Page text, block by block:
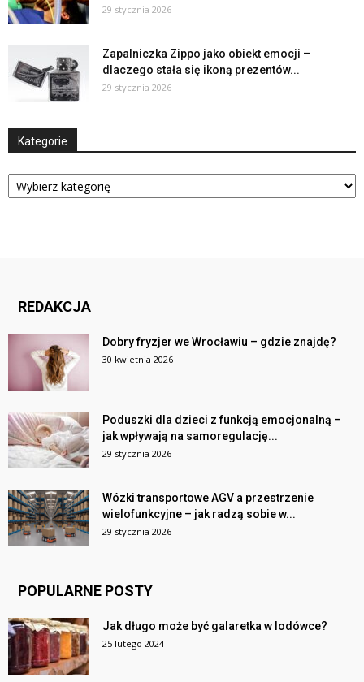
29 stycznia 2026
Zapalniczka Zippo jako obiekt emocji –
dlaczego stała się ikoną prezentów...
29 stycznia 2026
Kategorie
Kategorie
REDAKCJA
Dobry fryzjer we Wrocławiu – gdzie znajdę?
30 kwietnia 2026
Poduszki dla dzieci z funkcją emocjonalną –
jak wpływają na samoregulację...
29 stycznia 2026
Wózki transportowe AGV a przestrzenie
wielofunkcyjne – jak radzą sobie w...
29 stycznia 2026
POPULARNE POSTY
Jak długo może być galaretka w lodówce?
25 lutego 2024